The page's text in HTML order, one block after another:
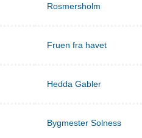
Rosmersholm
Fruen fra havet
Hedda Gabler
Bygmester Solness